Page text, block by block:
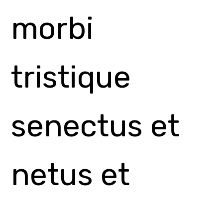
malesuada
fames ac
turpis
egestas.
Vestibulum